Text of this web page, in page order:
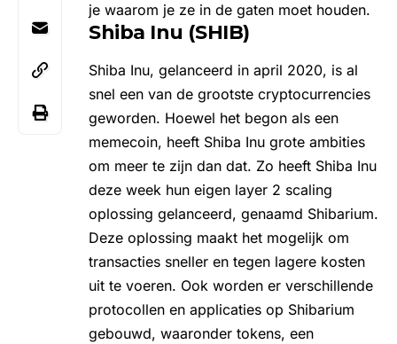
je waarom je ze in de gaten moet houden.
Shiba Inu (SHIB)
Shiba Inu, gelanceerd in april 2020, is al
snel een van de grootste cryptocurrencies
geworden. Hoewel het begon als een
memecoin, heeft Shiba Inu grote ambities
om meer te zijn dan dat. Zo heeft Shiba Inu
deze week hun eigen layer 2 scaling
oplossing gelanceerd, genaamd Shibarium.
Deze oplossing maakt het mogelijk om
transacties sneller en tegen lagere kosten
uit te voeren. Ook worden er verschillende
protocollen en applicaties op Shibarium
gebouwd, waaronder tokens, een